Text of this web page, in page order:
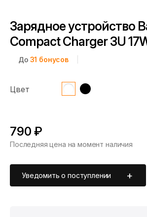
Зарядное устройство
Compact Charger 3U
До 31 бонусов
Цвет
790 ₽
Последняя цена на момент наличия
Уведомить о поступлении